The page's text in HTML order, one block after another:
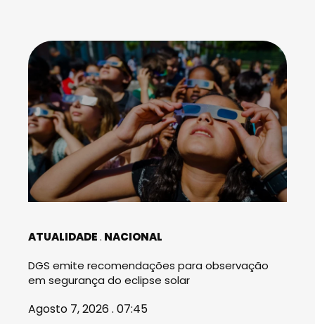
ATUALIDADE NACIONAL
DGS emite recomendações para observação
em segurança do eclipse solar
Agosto 7, 2026 . 07:45